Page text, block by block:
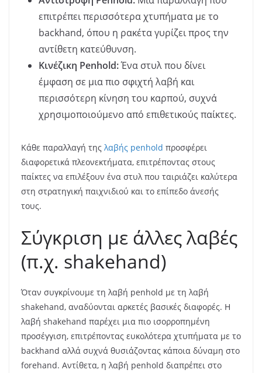
επιτρέπει περισσότερα χτυπήματα με το
backhand, όπου η ρακέτα γυρίζει προς την
αντίθετη κατεύθυνση.
Κινέζικη Penhold:Ένα στυλ που δίνει
έμφαση σε μια πιο σφιχτή λαβή και
περισσότερη κίνηση του καρπού, συχνά
χρησιμοποιούμενο από επιθετικούς παίκτες.
Κάθε παραλλαγή της λαβής penhold προσφέρει
διαφορετικά πλεονεκτήματα, επιτρέποντας στους
παίκτες να επιλέξουν ένα στυλ που ταιριάζει καλύτερα
στη στρατηγική παιχνιδιού και το επίπεδο άνεσής
τους.
Σύγκριση με άλλες λαβές
(π.χ. shakehand)
Όταν συγκρίνουμε τη λαβή penhold με τη λαβή
shakehand, αναδύονται αρκετές βασικές διαφορές. Η
λαβή shakehand παρέχει μια πιο ισορροπημένη
προσέγγιση, επιτρέποντας ευκολότερα χτυπήματα με το
backhand αλλά συχνά θυσιάζοντας κάποια δύναμη στο
forehand. Αντίθετα, η λαβή penhold διαπρέπει στο